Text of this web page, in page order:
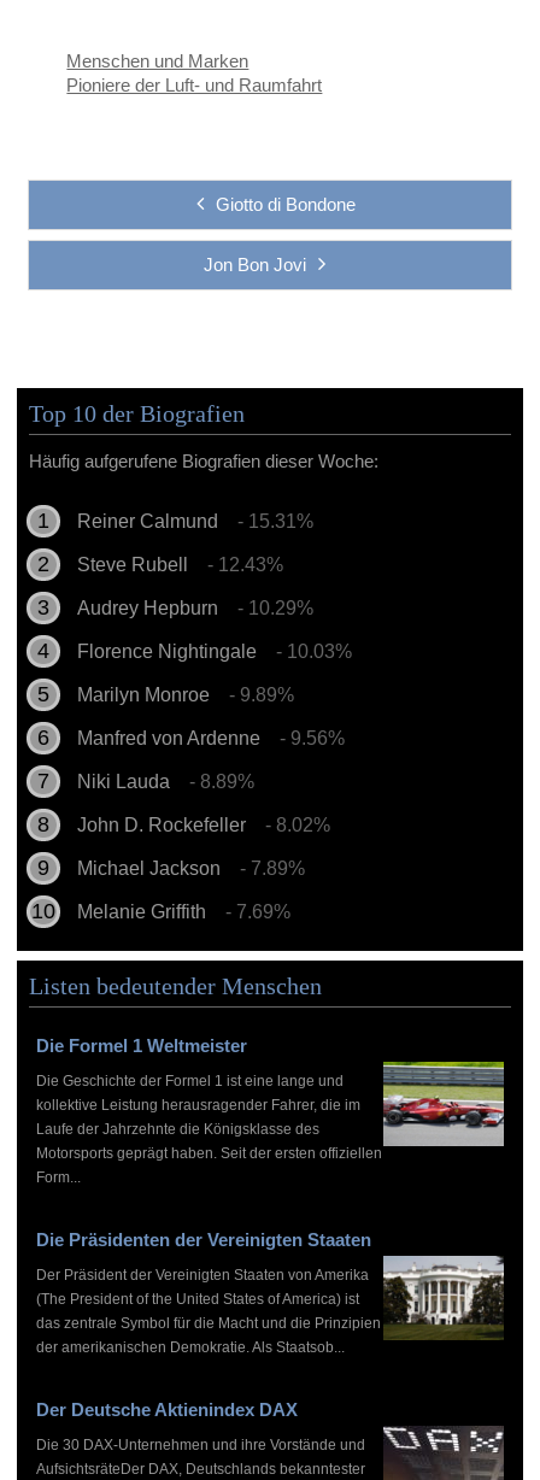
Menschen und Marken
Pioniere der Luft- und Raumfahrt
Giotto di Bondone
Jon Bon Jovi
Top 10 der Biografien
Häufig aufgerufene Biografien dieser Woche:
Reiner Calmund - 15.31%
Steve Rubell - 12.43%
Audrey Hepburn - 10.29%
Florence Nightingale - 10.03%
Marilyn Monroe - 9.89%
Manfred von Ardenne - 9.56%
Niki Lauda - 8.89%
John D. Rockefeller - 8.02%
Michael Jackson - 7.89%
Melanie Griffith - 7.69%
Listen bedeutender Menschen
Die Formel 1 Weltmeister
Die Geschichte der Formel 1 ist eine lange und
kollektive Leistung herausragender Fahrer, die im
Laufe der Jahrzehnte die Königsklasse des
Motorsports geprägt haben. Seit der ersten offiziellen
Form...
Die Präsidenten der Vereinigten Staaten
Der Präsident der Vereinigten Staaten von Amerika
(The President of the United States of America) ist
das zentrale Symbol für die Macht und die Prinzipien
der amerikanischen Demokratie. Als Staatsob...
Der Deutsche Aktienindex DAX
Die 30 DAX-Unternehmen und ihre Vorstände und
AufsichtsräteDer DAX, Deutschlands bekanntester